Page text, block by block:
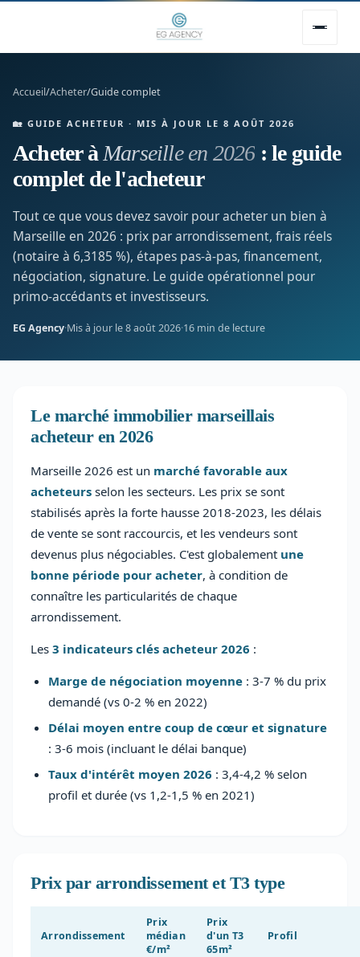
Accueil/Acheter/Guide complet
🏡 GUIDE ACHETEUR · MIS À JOUR LE 8 AOÛT 2026
Acheter à Marseille en 2026 : le guide
complet de l'acheteur
Tout ce que vous devez savoir pour acheter un bien à
Marseille en 2026 : prix par arrondissement, frais réels
(notaire à 6,3185 %), étapes pas-à-pas, financement,
négociation, signature. Le guide opérationnel pour
primo-accédants et investisseurs.
EG Agency·Mis à jour le 8 août 2026·16 min de lecture
Le marché immobilier marseillais
acheteur en 2026
Marseille 2026 est un marché favorable aux
acheteurs selon les secteurs. Les prix se sont
stabilisés après la forte hausse 2018-2023, les délais
de vente se sont raccourcis, et les vendeurs sont
devenus plus négociables. C'est globalement une
bonne période pour acheter, à condition de
connaître les particularités de chaque
arrondissement.
Les 3 indicateurs clés acheteur 2026 :
Marge de négociation moyenne : 3-7 % du prix
demandé (vs 0-2 % en 2022)
Délai moyen entre coup de cœur et signature
: 3-6 mois (incluant le délai banque)
Taux d'intérêt moyen 2026 : 3,4-4,2 % selon
profil et durée (vs 1,2-1,5 % en 2021)
Prix par arrondissement et T3 type
Arrondissement
Prix
médian
€/m²
Prix
d'un T3
65m²
Profil